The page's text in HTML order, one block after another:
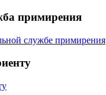
примирения
службе примирения